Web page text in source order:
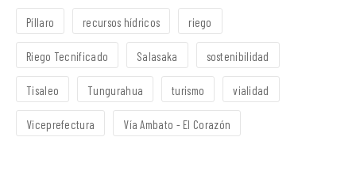
Píllaro recursos hídricos riego
Riego Tecnificado Salasaka sostenibilidad
Tisaleo Tungurahua turismo vialidad
Viceprefectura Vía Ambato - El Corazón